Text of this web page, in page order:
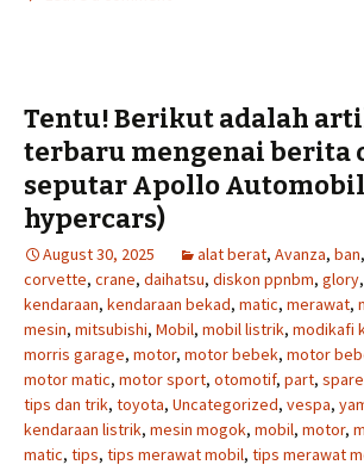
Tentu! Berikut adalah
terbaru mengenai berita
seputar Apollo
hypercars)
August 30, 2025 alat berat, Avanza, ban,
corvette, crane, daihatsu, diskon ppnbm, glory,
kendaraan, kendaraan bekad, matic, merawat,
mesin, mitsubishi, Mobil, mobil listrik, modikafi
morris garage, motor, motor bebek, motor
motor matic, motor sport, otomotif, part,
tips dan trik, toyota, Uncategorized, vespa,
kendaraan listrik, mesin mogok, mobil, motor,
matic, tips, tips merawat mobil, tips merawat